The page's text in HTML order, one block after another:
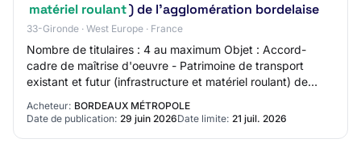
matériel roulant) de l'agglomération bordelaise
33-Gironde · West Europe · France
Nombre de titulaires : 4 au maximum Objet : Accord-
cadre de maîtrise d'oeuvre - Patrimoine de transport
existant et futur (infrastructure et matériel roulant) de
l'agglomération bordelaise Réference…
Acheteur: BORDEAUX MÉTROPOLE
Date de publication: 29 juin 2026Date limite: 21 juil. 2026